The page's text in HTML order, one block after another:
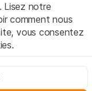
juridiques
AG (ci-après
compris et que
les notes
veuillez-
Lisez notre
comment nous
vous consentez
du site